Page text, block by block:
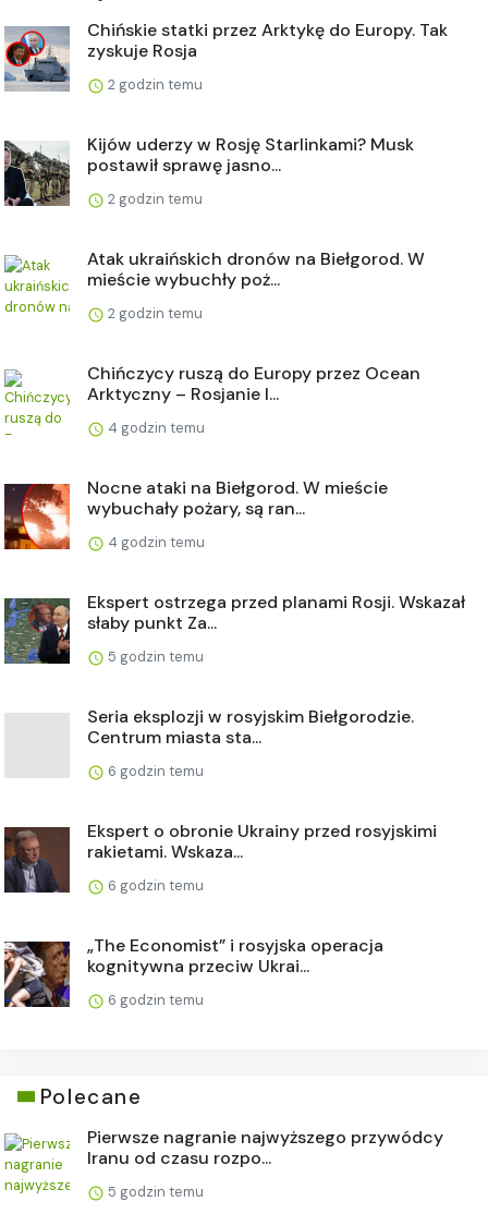
Chińskie statki przez Arktykę do Europy. Tak
zyskuje Rosja
2 godzin temu
Kijów uderzy w Rosję Starlinkami? Musk
postawił sprawę jasno...
2 godzin temu
Atak ukraińskich dronów na Biełgorod. W
mieście wybuchły poż...
2 godzin temu
Chińczycy ruszą do Europy przez Ocean
Arktyczny – Rosjanie l...
4 godzin temu
Nocne ataki na Biełgorod. W mieście
wybuchały pożary, są ran...
4 godzin temu
Ekspert ostrzega przed planami Rosji. Wskazał
słaby punkt Za...
5 godzin temu
Seria eksplozji w rosyjskim Biełgorodzie.
Centrum miasta sta...
6 godzin temu
Ekspert o obronie Ukrainy przed rosyjskimi
rakietami. Wskaza...
6 godzin temu
„The Economist” i rosyjska operacja
kognitywna przeciw Ukrai...
6 godzin temu
Polecane
Pierwsze nagranie najwyższego przywódcy
Iranu od czasu rozpo...
5 godzin temu